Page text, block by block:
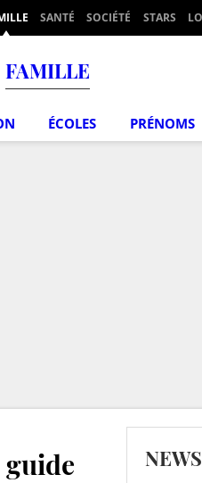
SANTÉ SOCIÉTÉ STARS
FAMILLE
ÉCOLES PRÉNOMS